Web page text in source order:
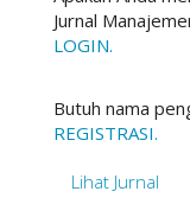
Jurnal
LOGIN.
Butuh nama
REGISTRASI.
Lihat Jurnal